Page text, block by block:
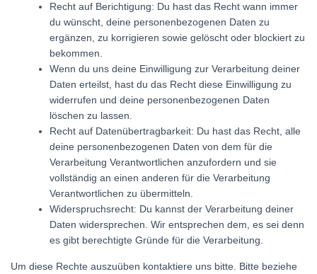
Recht auf Berichtigung: Du hast das Recht wann immer
du wünscht, deine personenbezogenen Daten zu
ergänzen, zu korrigieren sowie gelöscht oder blockiert zu
bekommen.
Wenn du uns deine Einwilligung zur Verarbeitung deiner
Daten erteilst, hast du das Recht diese Einwilligung zu
widerrufen und deine personenbezogenen Daten
löschen zu lassen.
Recht auf Datenübertragbarkeit: Du hast das Recht, alle
deine personenbezogenen Daten von dem für die
Verarbeitung Verantwortlichen anzufordern und sie
vollständig an einen anderen für die Verarbeitung
Verantwortlichen zu übermitteln.
Widerspruchsrecht: Du kannst der Verarbeitung deiner
Daten widersprechen. Wir entsprechen dem, es sei denn
es gibt berechtigte Gründe für die Verarbeitung.
Um diese Rechte auszuüben kontaktiere uns bitte. Bitte beziehe